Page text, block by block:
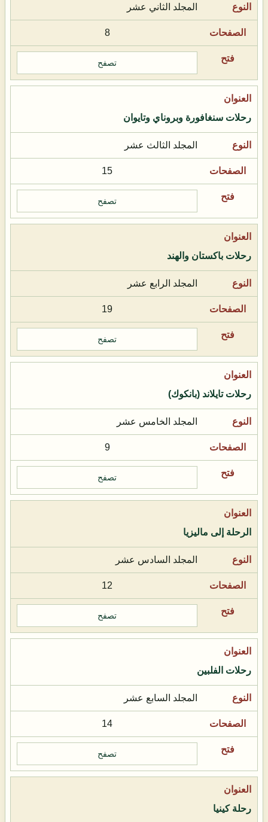
المجلد الثاني عشر
8
تصفح
رحلات سنغافورة وبروناي وتايوان
المجلد الثالث عشر
15
تصفح
رحلات باكستان والهند
المجلد الرابع عشر
19
تصفح
رحلات تايلاند (بانكوك)
المجلد الخامس عشر
9
تصفح
الرحلة إلى ماليزيا
المجلد السادس عشر
12
تصفح
رحلات الفلبين
المجلد السابع عشر
14
تصفح
رحلة كينيا